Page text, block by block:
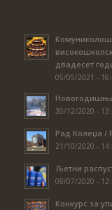
двадесет
05/05/2021 -
30/12/2020 -
Рад Колеџа /
21/10/2020 -
Љетни
08/07/2020 -
Конкурс за